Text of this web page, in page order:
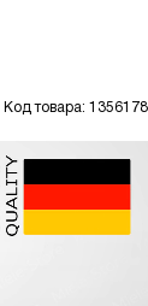
Код товара: 1356178